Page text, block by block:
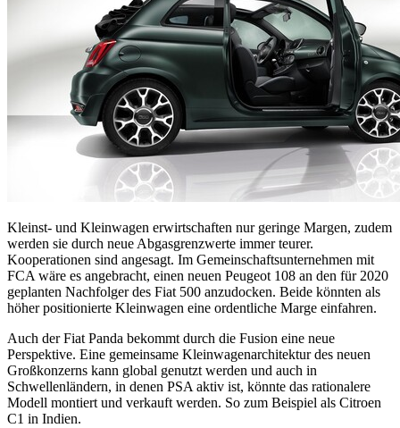
Kleinst- und Kleinwagen erwirtschaften nur geringe Margen, zudem
werden sie durch neue Abgasgrenzwerte immer teurer.
Kooperationen sind angesagt. Im Gemeinschaftsunternehmen mit
FCA wäre es angebracht, einen neuen Peugeot 108 an den für 2020
geplanten Nachfolger des Fiat 500 anzudocken. Beide könnten als
höher positionierte Kleinwagen eine ordentliche Marge einfahren.
Auch der Fiat Panda bekommt durch die Fusion eine neue
Perspektive. Eine gemeinsame Kleinwagenarchitektur des neuen
Großkonzerns kann global genutzt werden und auch in
Schwellenländern, in denen PSA aktiv ist, könnte das rationalere
Modell montiert und verkauft werden. So zum Beispiel als Citroen
C1 in Indien.